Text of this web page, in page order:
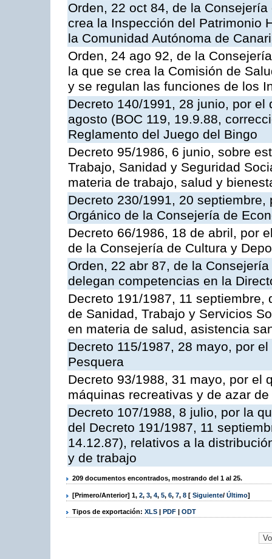
Orden, 22 oct 84, de la
crea la Inspección del Patrimonio
la Comunidad Autónoma de
Orden, 24 ago 92, de la
la que se crea la Comisión de
y se regulan las funciones de los
Decreto 140/1991, 28 junio, por
agosto (BOC 119, 19.9.88,
Reglamento del Juego del Bingo
Decreto 95/1986, 6 junio, sobre
Trabajo, Sanidad y Seguridad
materia de trabajo, salud y
Decreto 230/1991, 20
Orgánico de la Consejería de
Decreto 66/1986, 18 de abril, por
de la Consejería de Cultura y
Orden, 22 abr 87, de la
delegan competencias en la
Decreto 191/1987, 11
de Sanidad, Trabajo y Servicios
en materia de salud, asistencia
Decreto 115/1987, 28 mayo, por
Pesquera
Decreto 93/1988, 31 mayo, por el
máquinas recreativas y de azar
Decreto 107/1988, 8 julio, por la
del Decreto 191/1987, 11
14.12.87), relativos a la
y de trabajo
209 documentos encontrados, mostrando del 1 al 25.
[Primero/Anterior] 1, 2, 3, 4, 5, 6, 7, 8 [ Siguiente/ Último]
Tipos de exportación: XLS | PDF | ODT